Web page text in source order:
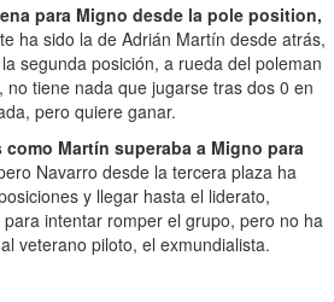
para Migno desde la pole position,
ha sido la de Adrián Martín desde atrás,
segunda posición, a rueda del poleman
no tiene nada que jugarse tras dos 0 en
pero quiere ganar.
Martín superaba a Migno para
Navarro desde la tercera plaza ha
y llegar hasta el liderato,
intentar romper el grupo, pero no ha
veterano piloto, el exmundialista.